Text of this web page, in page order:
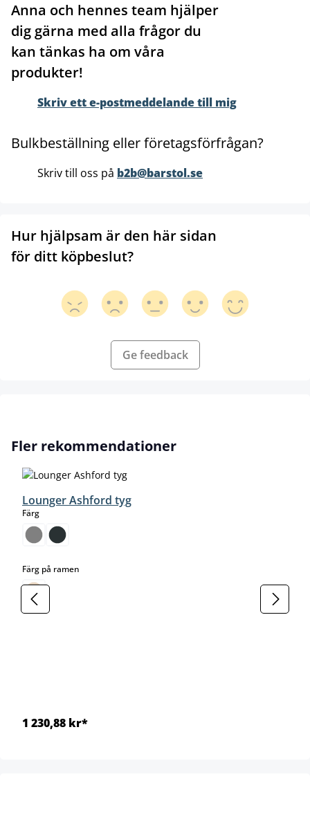
Anna och hennes team hjälper
dig gärna med alla frågor du
kan tänkas ha om våra
produkter!
Skriv ett e-postmeddelande till mig
Bulkbeställning eller företagsförfrågan?
Skriv till oss på b2b@barstol.se
Hur hjälpsam är den här sidan
för ditt köpbeslut?
Ge feedback
Hoppa över produktgalleri
Fler rekommendationer
Lounger Ashford tyg
Färgselect
Färg på ramen
1 230,88 kr*